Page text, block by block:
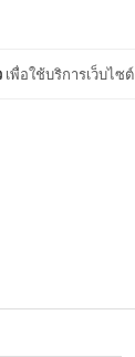
เพื่อใช้บริการเว็บไซต์